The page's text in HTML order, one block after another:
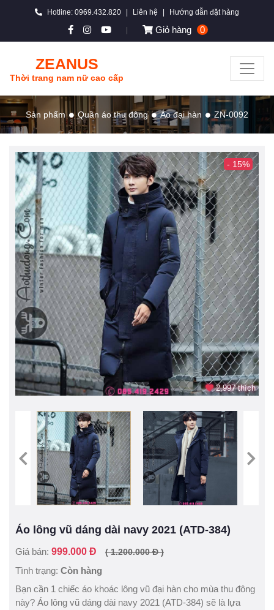
Hotline: 0969.432.820 Liên hệ Hướng dẫn đặt hàng
Giỏ hàng 0
ZEANUS
Thời trang nam nữ cao cấp
Sản phẩm Quần áo thu đông Áo đại hàn ZN-0092
- 15%
2.997 thích
Áo lông vũ dáng dài navy 2021 (ATD-384)
Giá bán: 999.000 Đ ( 1.200.000 Đ )
Tình trạng: Còn hàng
Bạn cần 1 chiếc áo khoác lông vũ đại hàn cho mùa thu đông
này? Áo lông vũ dáng dài navy 2021 (ATD-384) sẽ là lựa